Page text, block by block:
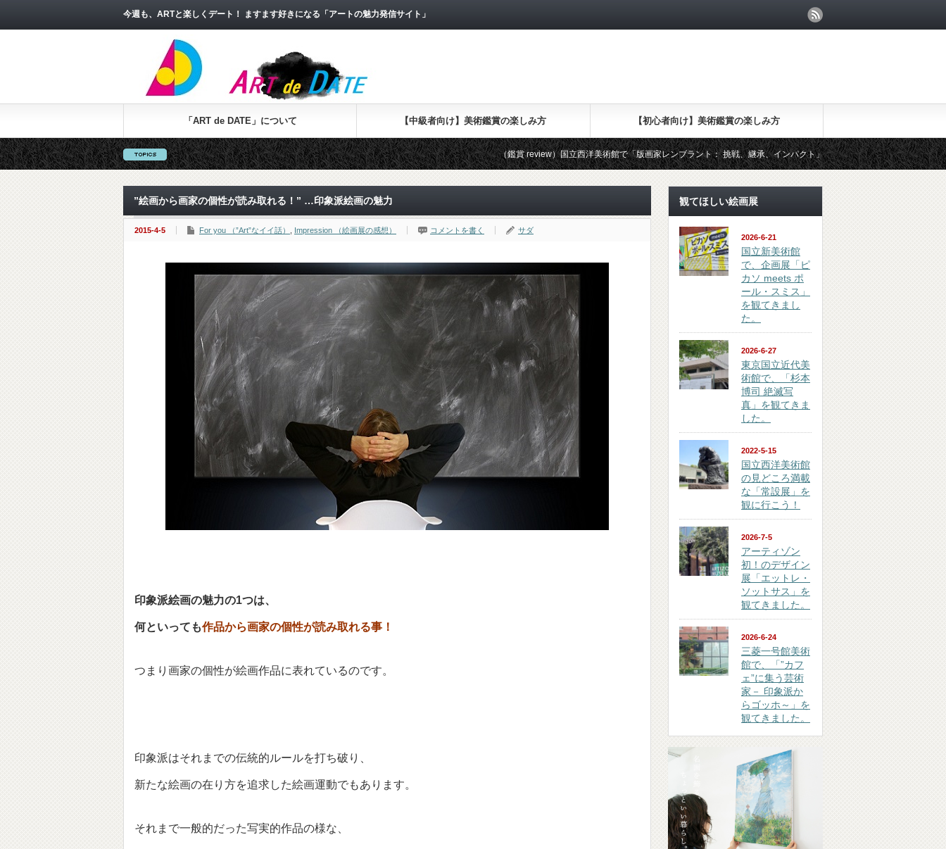
今週も、ARTと楽しくデート！ ますます好きになる「アートの魅力発信サイト」
「ART de DATE」について 【中級者向け】美術鑑賞の楽しみ方 【初心者向け】美術鑑賞の楽しみ方
（鑑賞 review）国立西洋美術館で「版画家レンブラント： 挑戦、継承、インパクト」を観てきました （鑑賞 review）東
”絵画から画家の個性が読み取れる！” …印象派絵画の魅力
2015-4-5 For you （”Art”なイイ話） Impression （絵画展の感想） コメントを書く サダ
印象派絵画の魅力の1つは、
何といっても作品から画家の個性が読み取れる事！
つまり画家の個性が絵画作品に表れているのです。
印象派はそれまでの伝統的ルールを打ち破り、
新たな絵画の在り方を追求した絵画運動でもあります。
それまで一般的だった写実的作品の様な、
観てほしい絵画展
2026-6-21
国立新美術館
で、企画展「ピ
カソ meets ポ
ール・スミス」
を観てきまし
た。
2026-6-27
東京国立近代美
術館で、「杉本
博司 絶滅写
真」を観てきま
した。
2022-5-15
国立西洋美術館
の見どころ満載
な「常設展」を
観に行こう！
2026-7-5
アーティゾン
初！のデザイン
展「エットレ・
ソットサス」を
観てきました。
2026-6-24
三菱一号館美術
館で、「”カフ
ェ”に集う芸術
家－ 印象派か
らゴッホ～」を
観てきました。